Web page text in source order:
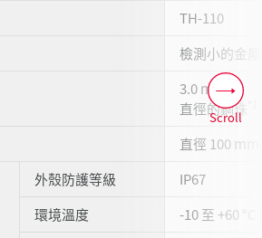
TH-110
檢測小的金
3.0 mm
直徑的鋼珠
直徑 100 mm
外殼防護等級
IP67
環境溫度
-10 至 +60
Scroll